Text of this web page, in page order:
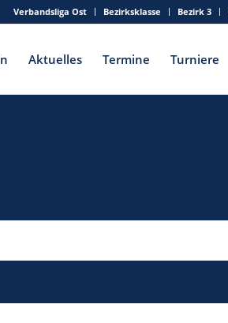
Verbandsliga Ost Bezirksklasse Bezirk 3
Aktuelles Termine Turniere